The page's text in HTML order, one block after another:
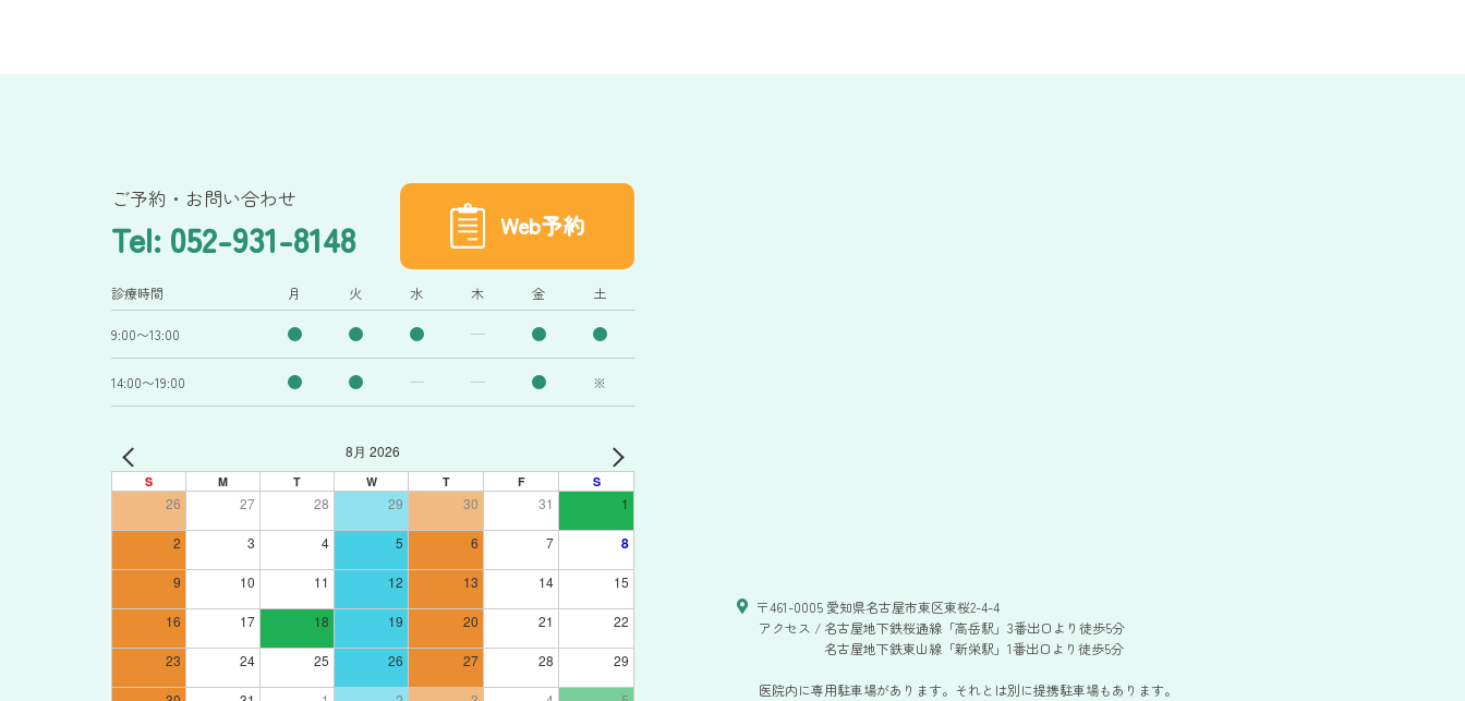
ご予約・お問い合わせ
Tel: 052-931-8148 Web予約
診療時間 月 火 水 木 金 土
9:00〜13:00
14:00〜19:00 ※
8月 2026
S M T W T F S
26 27 28 29 30 31 1
2 3 4 5 6 7 8
9 10 11 12 13 14 15
16 17 18 19 20 21 22
23 24 25 26 27 28 29
〒461-0005 愛知県名古屋市東区東桜2-4-4
アクセス / 名古屋地下鉄桜通線「高岳駅」3番出口より徒歩5分
名古屋地下鉄東山線「新栄駅」1番出口より徒歩5分
医院内に専用駐車場があります。それとは別に提携駐車場もあります。